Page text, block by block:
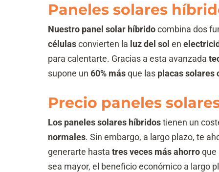
Paneles solares
Nuestro panel solar híbridocombina dos
célulasconvierten la luz del sol en
para calentarte. Gracias a esta avanzada
supone un 60% másque las placas solares
Precio paneles
Los paneles solares híbridostienen un
normales. Sin embargo, a largo plazo, te
generarte hasta tres veces más ahorroque
sea mayor, el beneficio económico a largo